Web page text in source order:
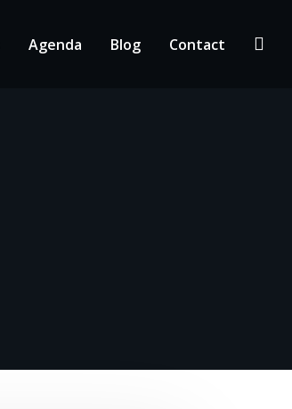
Agenda Blog Contact